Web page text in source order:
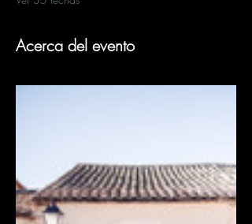
Acerca del evento